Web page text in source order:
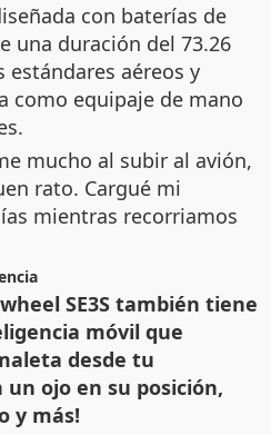
con baterías de
una duración del 73.26
estándares aéreos y
como equipaje de mano
mucho al subir al avión,
rato. Cargué mi
mientras recorriamos
SE3S también tiene
móvil que
desde tu
ojo en su posición,
y más!